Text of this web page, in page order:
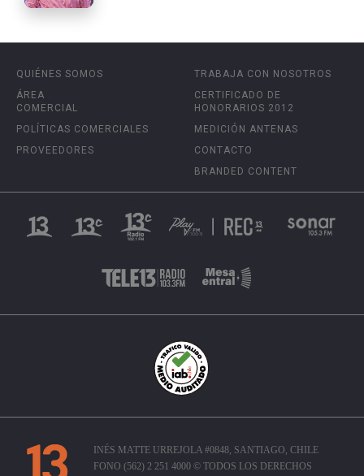
QUIÉNES SOMOS
ÁREA
COMERCIAL
POLÍTICAS COMERCIALES
PROVEEDORES
TRABAJA CON NOSOTROS
CERTIFICADO DE
HONORARIOS 2012
MEDICIÓN ANTENAS
CONTACTO
BRANDED CONTENT
INÉS MATTE URREJOLA #0848, SANTIAGO, CHILE
FONO (562) 2 251 4000 © TODOS LOS DERECHOS